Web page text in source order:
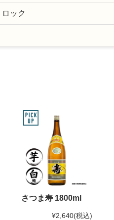
ック
さつま寿 1800ml
¥2,640(税込)